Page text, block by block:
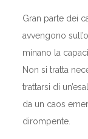
Gran parte dei
avvengono
minano la
Non si tratta
trattarsi di
da un caos
dirompente.